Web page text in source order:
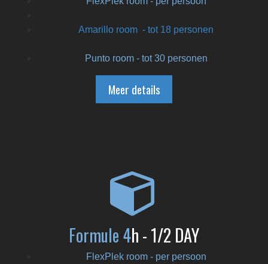
Amarillo room - tot 18 personen
Punto room - tot 30 personen
Meer details
Formule 4h - 1/2 DAY
FlexPlek room - per persoon